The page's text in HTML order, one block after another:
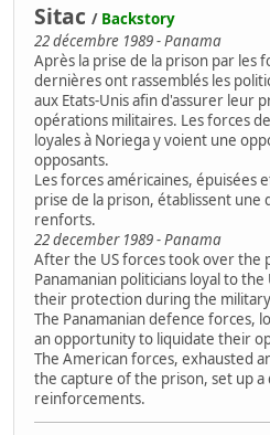
Sitac / Backstory
22 décembre 1989 - Panama
Après la prise de la prison par les
dernières ont rassemblés les
aux Etats-Unis afin d'assurer leur
opérations militaires. Les forces
loyales à Noriega y voient une
opposants.
Les forces américaines, épuisées
prise de la prison, établissent une
renforts.
22 december 1989 - Panama
After the US forces took over the
Panamanian politicians loyal to
their protection during the
The Panamanian defence forces,
an opportunity to liquidate their
The American forces, exhausted
the capture of the prison, set up a
reinforcements.